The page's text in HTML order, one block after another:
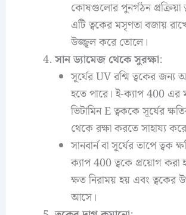
কোষগুলোর পুনর্গঠন প্রক্রিয়া
এটি ত্বকের মসৃণতা বজায়
উজ্জ্বল করে তোলে।
সান ড্যামেজ থেকে সুরক্ষা:
সূর্যের UV রশ্মি ত্বকের জন্য
হতে পারে। ই-ক্যাপ 400 এর
ভিটামিন E ত্বককে সূর্যের
থেকে রক্ষা করতে সাহায্য
সানবার্ন বা সূর্যের তাপে ত্বক
ক্যাপ 400 ত্বকে প্রয়োগ করা
ক্ষত নিরাময় হয় এবং ত্বকের
আসে।